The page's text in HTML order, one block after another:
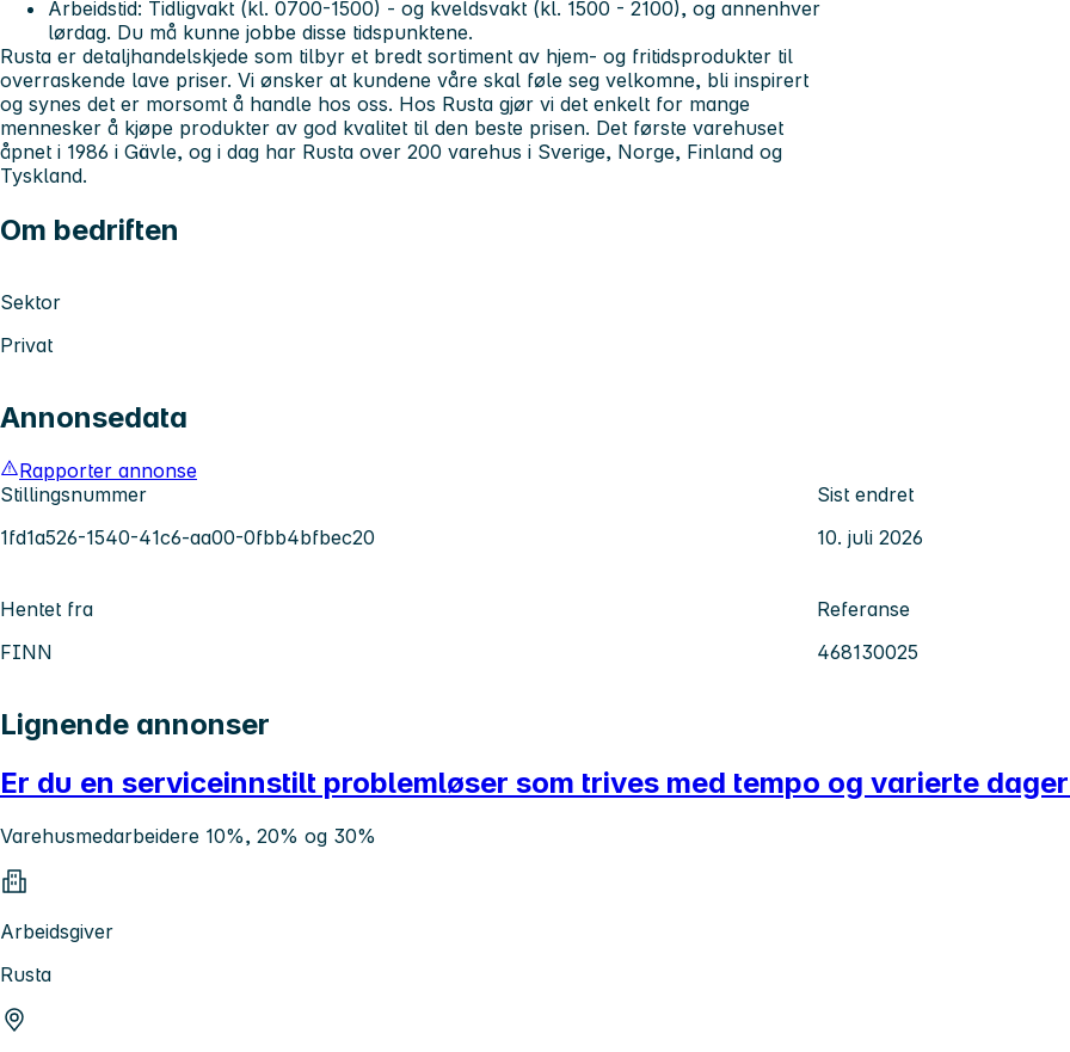
Arbeidstid: Tidligvakt (kl. 0700-1500) - og kveldsvakt (kl. 1500 - 2100), og annenhver
lørdag. Du må kunne jobbe disse tidspunktene.
Rusta er detaljhandelskjede som tilbyr et bredt sortiment av hjem- og fritidsprodukter til
overraskende lave priser. Vi ønsker at kundene våre skal føle seg velkomne, bli inspirert
og synes det er morsomt å handle hos oss. Hos Rusta gjør vi det enkelt for mange
mennesker å kjøpe produkter av god kvalitet til den beste prisen. Det første varehuset
åpnet i 1986 i Gävle, og i dag har Rusta over 200 varehus i Sverige, Norge, Finland og
Tyskland.
Om bedriften
Sektor
Privat
Annonsedata
Rapporter annonse
Stillingsnummer
1fd1a526-1540-41c6-aa00-0fbb4bfbec20
Sist endret
10. juli 2026
Hentet fra
FINN
Referanse
468130025
Lignende annonser
Er du en serviceinnstilt problemløser som trives med tempo og varierte
Varehusmedarbeidere 10%, 20% og 30%
Arbeidsgiver
Rusta